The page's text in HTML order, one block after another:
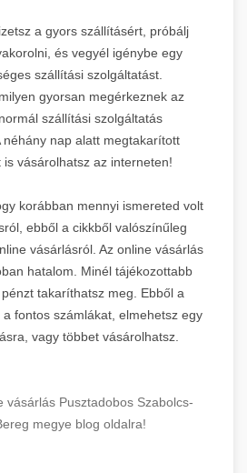
a gyors szállításért, próbálj
és vegyél igénybe egy
szállítási szolgáltatást.
gyorsan megérkeznek az
szállítási szolgáltatás
néhány nap alatt megtakarított
is vásárolhatsz az interneten!
korábban mennyi ismereted volt
ebből a cikkből valószínűleg
vásárlásról. Az online vásárlás
hatalom. Minél tájékozottabb
takaríthatsz meg. Ebből a
fontos számlákat, elmehetsz egy
vagy többet vásárolhatsz.
vásárlás Pusztadobos Szabolcs-
megye blog oldalra!